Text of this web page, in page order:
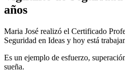
años
Maria José realizó el Certificado
Seguridad en Ideas y hoy está
Es un ejemplo de esfuerzo,
sueña.